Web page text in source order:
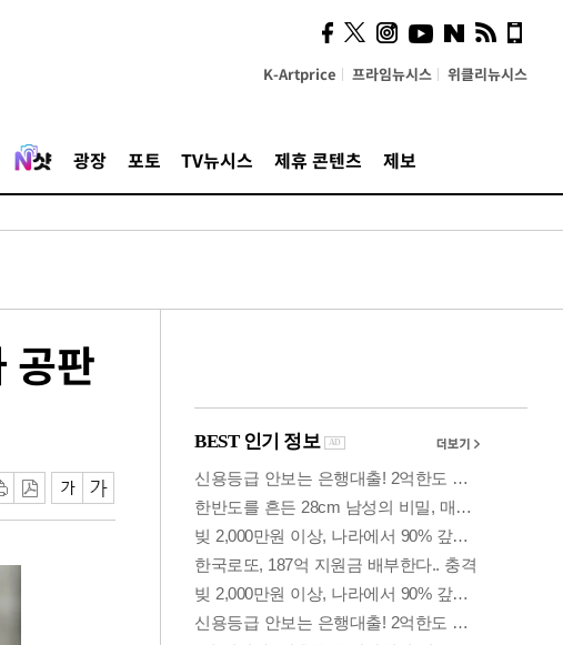
K-Artprice 프라임뉴시스 위클리뉴시스
광장 포토 TV뉴시스 제휴 콘텐츠 제보
공판
시, 스마트폰 액세서리에
NFC 더했다